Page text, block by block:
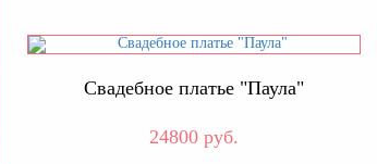
Свадебное платье "Паула"
24800 руб.